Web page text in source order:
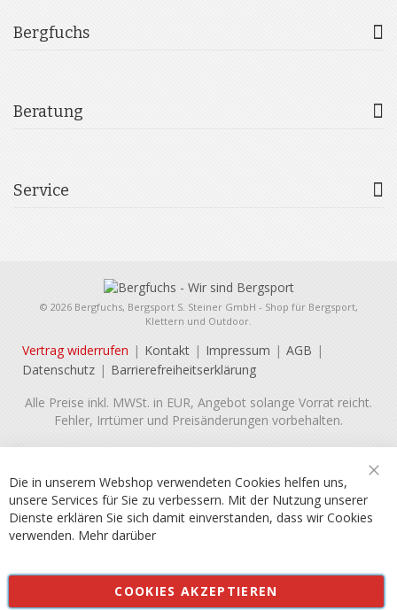
Bergfuchs
Beratung
Service
© 2026 Bergfuchs, Bergsport S. Steiner GmbH - Shop für Bergsport,
Klettern und Outdoor.
Vertrag widerrufen Kontakt Impressum
AGB
Datenschutz
Barrierefreiheitserklärung
Alle Preise inkl. MWSt. in EUR, Angebot solange Vorrat reicht.
Fehler, Irrtümer und Preisänderungen vorbehalten.
Die in unserem Webshop verwendeten Cookies helfen uns,
unsere Services für Sie zu verbessern. Mit der Nutzung unserer
Dienste erklären Sie sich damit einverstanden, dass wir Cookies
verwenden. Mehr darüber
COOKIES AKZEPTIEREN